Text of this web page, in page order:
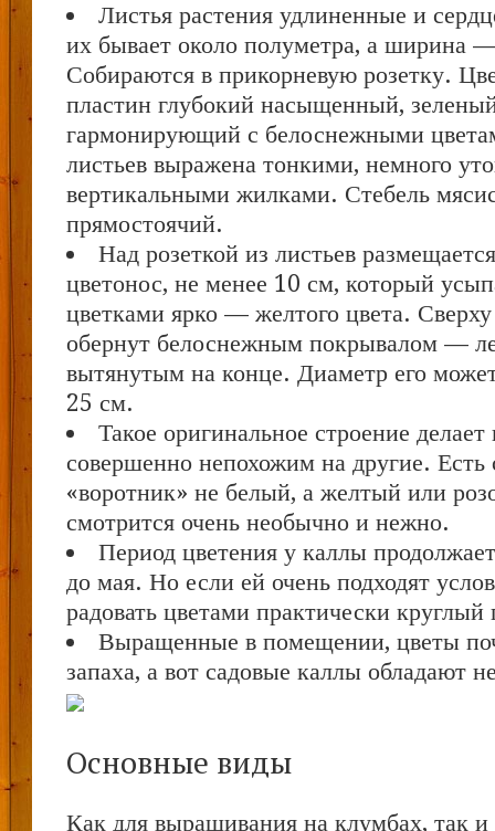
Листья растения удлиненные и
их бывает около полуметра, а
Собираются в прикорневую розетку.
пластин глубокий насыщенный,
гармонирующий с белоснежными
листьев выражена тонкими, немного
вертикальными жилками. Стебель
прямостоячий.
Над розеткой из листьев
цветонос, не менее 10 см, который
цветками ярко — желтого цвета.
обернут белоснежным покрывалом —
вытянутым на конце. Диаметр его
25 см.
Такое оригинальное строение делает
совершенно непохожим на другие. Есть
«воротник» не белый, а желтый или
смотрится очень необычно и нежно.
Период цветения у каллы
до мая. Но если ей очень подходят
радовать цветами практически круглый
Выращенные в помещении, цветы
запаха, а вот садовые каллы обладают
Основные виды
Как для выращивания на клумбах, так